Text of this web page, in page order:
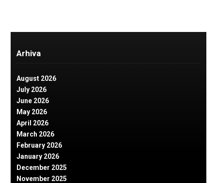
Arhiva
August 2026
July 2026
June 2026
May 2026
April 2026
March 2026
February 2026
January 2026
December 2025
November 2025